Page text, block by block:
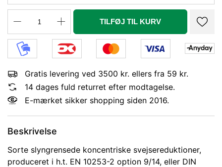
P235GH, EN 10253-2/RK2 TYPE B.
TILFØJ TIL KURV
Gratis levering ved 3500 kr. ellers fra 59 kr.
14 dages fuld returret efter modtagelse.
E-mærket sikker shopping siden 2016.
Beskrivelse
Sorte slyngrensede koncentriske svejsereduktioner,
produceret i h.t. EN 10253-2 option 9/14, eller DIN